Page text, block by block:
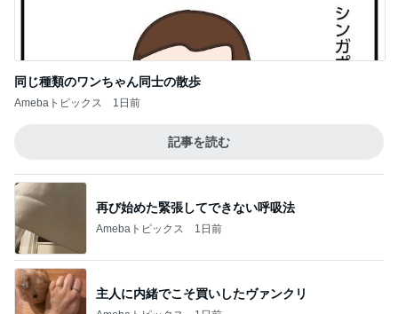
同じ種類のワンちゃん同士の散歩
Amebaトピックス 1日前
記事を読む
再び始めた緊張してできない呼吸法
Amebaトピックス 1日前
主人に内緒でこそ買いしたヴァンクリ